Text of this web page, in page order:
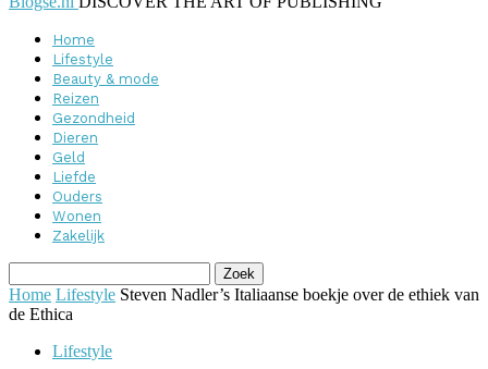
Home
Lifestyle
Beauty & mode
Reizen
Gezondheid
Dieren
Geld
Liefde
Ouders
Wonen
Zakelijk
Home Lifestyle Steven Nadler’s Italiaanse boekje over de ethiek van
de Ethica
Lifestyle